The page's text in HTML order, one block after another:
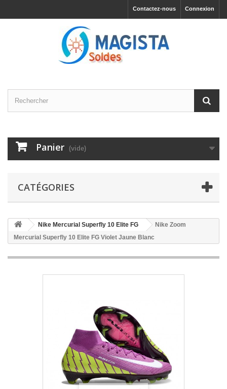
Connexion
Contactez-nous
Panier (vide)
CATÉGORIES
Nike Mercurial Superfly 10 Elite FG
Nike Zoom
Mercurial Superfly 10 Elite FG Violet Jaune Blanc